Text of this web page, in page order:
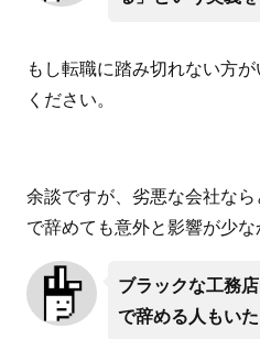
もし転職に踏み切れない方
ください。
余談ですが、劣悪な会社な
で辞めても意外と影響が少な
ブラックな工務
で辞める人もいた